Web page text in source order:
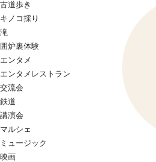
古道歩き
キノコ採り
滝
囲炉裏体験
エンタメ
エンタメレストラン
交流会
鉄道
講演会
マルシェ
ミュージック
映画